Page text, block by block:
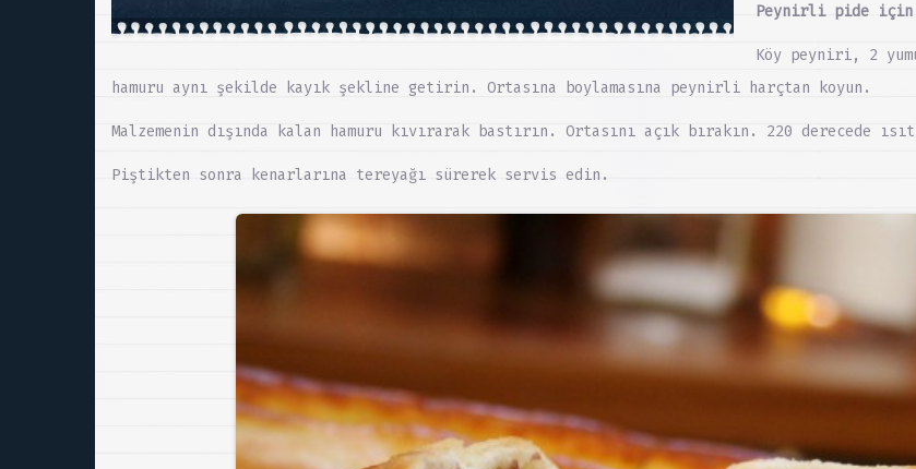
Peynirli pide için
Köy peyniri, 2
hamuru aynı şekilde kayık şekline getirin. Ortasına boylamasına peynirli harçtan koyun.
Malzemenin dışında kalan hamuru kıvırarak bastırın. Ortasını açık bırakın. 220 derecede
Piştikten sonra kenarlarına tereyağı sürerek servis edin.